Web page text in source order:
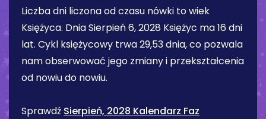
Liczba dni liczona od czasu nówki to wiek
Księżyca. DniaSierpień 6, 2028 Księżyc ma16 dni
lat. Cykl księżycowy trwa 29,53 dnia, co pozwala
nam obserwować jego zmiany i przekształcenia
od nowiu do nowiu.
Sprawdź Sierpień, 2028 Kalendarz Faz